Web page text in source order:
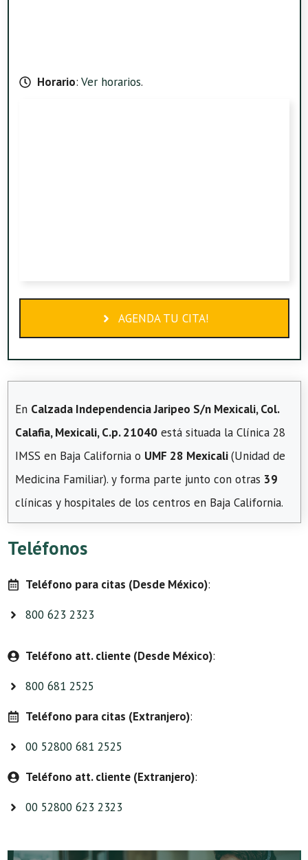
Horario: Ver horarios.
AGENDA TU CITA!
En Calzada Independencia Jaripeo S/n Mexicali, Col.
Calafia, Mexicali, C.p. 21040 está situada la Clínica 28
IMSS en Baja California o UMF 28 Mexicali(Unidad de
Medicina Familiar). y forma parte junto con otras 39
clínicas y hospitales de los centros en Baja California.
Teléfonos
Teléfono para citas (Desde México):
800 623 2323
Teléfono att. cliente (Desde México):
800 681 2525
Teléfono para citas (Extranjero):
00 52800 681 2525
Teléfono att. cliente (Extranjero):
00 52800 623 2323